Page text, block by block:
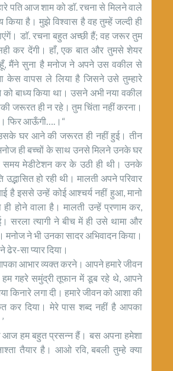
पति आज शाम को डाॅ. रचना से मिलने वाले
किया है। मुझे विश्वास है वह तुम्हें जल्दी ही
डाॅ. रचना बहुत अच्छी हैं; वह जरूर तुम
कर देंगी। हाँ, एक बात और तुमसे शेयर
मैंने सुना है मनोज ने अपने उस वकील से
केस वापस ले लिया है जिसने उसे तुम्हारे
बाध्य किया था। उसने अभी नया वकील
जरूरत ही न रहे। तुम चिंता नहीं करना।
फिर आऊँगी….।“
उसके घर आने की जरूरत ही नहीं हुई। तीन
ही बच्चों के साथ उनसे मिलने उनके घर
समय मेडीटेशन कर के उठी ही थी। उनके
हो रही थी। मालती अपने परिवार
इससे उन्हें कोई आश्चर्य नहीं हुआ, मानो
होने वाला है। मालती उन्हें प्रणाम कर,
त्यागी ने बीच में ही उसे थामा और
मनोज ने भी उनका सादर अभिवादन किया।
ढेर-सा प्यार दिया।
आभार व्यक्त करने। आपने हमारे जीवन
हम गहरे समुंद्री तूफान में डूब रहे थे, आपने
किनारे लगा दी। हमारे जीवन को आशा की
कर दिया। मेरे पास शब्द नहीं है आपका
आज हम बहुत प्रसन्न हैं। बस अपना हमेशा
तैयार है। आओ रवि, बबली तुम्हे क्या